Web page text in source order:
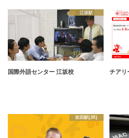
江坂駅
国際外語センター 江坂校 チアリ
吹田駅(JR)